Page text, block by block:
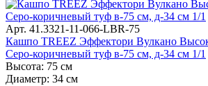
Арт. 41.3321-11-066-LBR-75
Кашпо TREEZ Эффектори Вулкано
Серо-коричневый туф в-75 см, д-34 см 1/1
Высота: 75 см
Диаметр: 34 см